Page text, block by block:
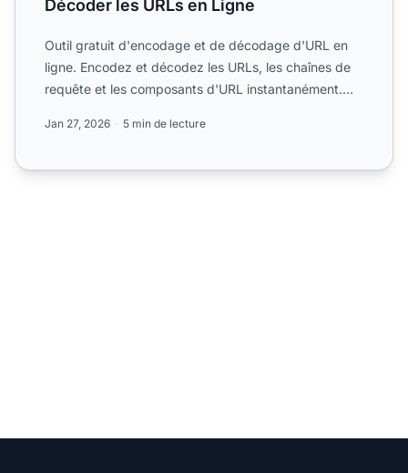
Décoder les URLs en Ligne
Outil gratuit d'encodage et de décodage d'URL en
ligne. Encodez et décodez les URLs, les chaînes de
requête et les composants d'URL instantanément.
Jan 27, 2026 5 min de lecture